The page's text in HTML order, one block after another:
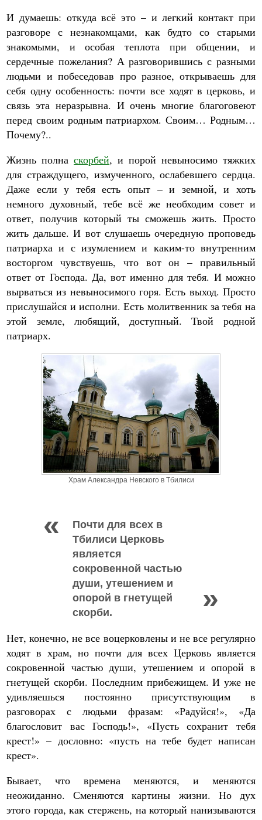
И думаешь: откуда всё это – и легкий контакт при
разговоре с незнакомцами, как будто со старыми
знакомыми, и особая теплота при общении, и
сердечные пожелания? А разговорившись с разными
людьми и побеседовав про разное, открываешь для
себя одну особенность: почти все ходят в церковь, и
связь эта неразрывна. И очень многие благоговеют
перед своим родным патриархом. Своим… Родным…
Почему?..
Жизнь полнаскорбей, и порой невыносимо тяжких
для страждущего, измученного, ослабевшего сердца.
Даже если у тебя есть опыт – и земной, и хоть
немного духовный, тебе всё же необходим совет и
ответ, получив который ты сможешь жить. Просто
жить дальше. И вот слушаешь очередную проповедь
патриарха и с изумлением и каким-то внутренним
восторгом чувствуешь, что вот он – правильный
ответ от Господа. Да, вот именно для тебя. И можно
вырваться из невыносимого горя. Есть выход. Просто
прислушайся и исполни. Есть молитвенник за тебя на
этой земле, любящий, доступный. Твой родной
патриарх.
Храм Александра Невского в Тбилиси
Почти для всех в
Тбилиси Церковь
является
сокровенной частью
души, утешением и
опорой в гнетущей
скорби.
Нет, конечно, не все воцерковлены и не все регулярно
ходят в храм, но почти для всех Церковь является
сокровенной частью души, утешением и опорой в
гнетущей скорби. Последним прибежищем. И уже не
удивляешься постоянно присутствующим в
разговорах с людьми фразам: «Радуйся!», «Да
благословит вас Господь!», «Пусть сохранит тебя
крест!» – дословно: «пусть на тебе будет написан
крест».
Бывает, что времена меняются, и меняются
неожиданно. Сменяются картины жизни. Но дух
этого города, как стержень, на который нанизываются